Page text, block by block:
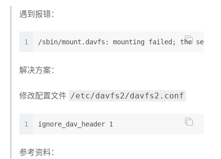
遇到报错：
1 /sbin/mount.davfs: mounting failed; the server
解决方案：
修改配置文件 /etc/davfs2/davfs2.conf
1 ignore_dav_header 1
参考资料：